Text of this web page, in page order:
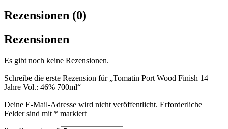
Rezensionen (0)
Rezensionen
Es gibt noch keine Rezensionen.
Schreibe die erste Rezension für „Tomatin Port Wood Finish 14
Jahre Vol.: 46% 700ml“
Deine E-Mail-Adresse wird nicht veröffentlicht. Erforderliche
Felder sind mit * markiert